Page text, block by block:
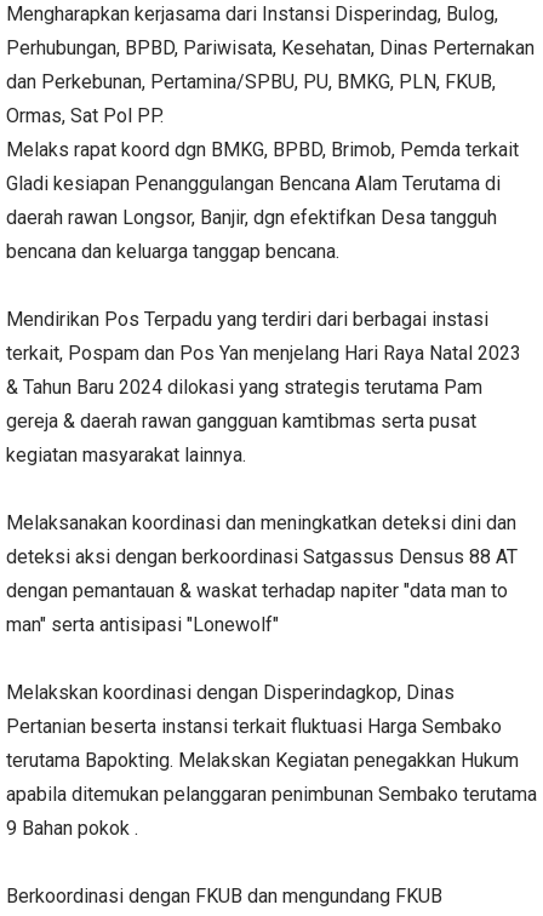
Mengharapkan kerjasama dari Instansi Disperindag, Bulog,
Perhubungan, BPBD, Pariwisata, Kesehatan, Dinas Perternakan
dan Perkebunan, Pertamina/SPBU, PU, BMKG, PLN, FKUB,
Ormas, Sat Pol PP.
Melaks rapat koord dgn BMKG, BPBD, Brimob, Pemda terkait
Gladi kesiapan Penanggulangan Bencana Alam Terutama di
daerah rawan Longsor, Banjir, dgn efektifkan Desa tangguh
bencana dan keluarga tanggap bencana.
Mendirikan Pos Terpadu yang terdiri dari berbagai instasi
terkait, Pospam dan Pos Yan menjelang Hari Raya Natal 2023
& Tahun Baru 2024 dilokasi yang strategis terutama Pam
gereja & daerah rawan gangguan kamtibmas serta pusat
kegiatan masyarakat lainnya.
Melaksanakan koordinasi dan meningkatkan deteksi dini dan
deteksi aksi dengan berkoordinasi Satgassus Densus 88 AT
dengan pemantauan & waskat terhadap napiter "data man to
man" serta antisipasi "Lonewolf"
Melakskan koordinasi dengan Disperindagkop, Dinas
Pertanian beserta instansi terkait fluktuasi Harga Sembako
terutama Bapokting. Melakskan Kegiatan penegakkan Hukum
apabila ditemukan pelanggaran penimbunan Sembako terutama
9 Bahan pokok .
Berkoordinasi dengan FKUB dan mengundang FKUB